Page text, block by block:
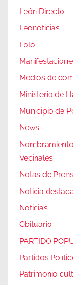
León Directo
Leonoticias
Lolo
Medios de
Ministerio de
Municipio de
News
Vecinales
Notas de
Noticia
Noticias
Obituario
PARTIDO
Partidos
Patrimonio